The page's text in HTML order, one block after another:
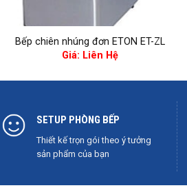
Bếp chiên nhúng đơn ETON ET-ZL
Giá: Liên Hệ
SETUP PHÒNG BẾP
Thiết kế trọn gói theo ý tưởng
sản phẩm của bạn